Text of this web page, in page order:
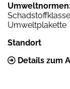
Umweltnormen:
Schadstoffklasse
Umweltplakette
Standort
Details zum